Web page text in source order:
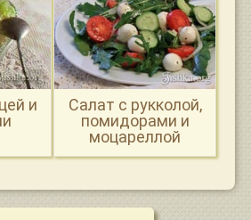
и
Салат с рукколой,
помидорами и
моцареллой